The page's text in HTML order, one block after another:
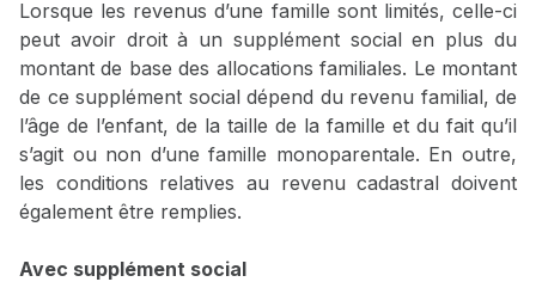
Lorsque les revenus d’une famille sont limités, celle-ci
peut avoir droit à un supplément social en plus du
montant de base des allocations familiales. Le montant
de ce supplément social dépend du revenu familial, de
l’âge de l’enfant, de la taille de la famille et du fait qu’il
s’agit ou non d’une famille monoparentale. En outre,
les conditions relatives au revenu cadastral doivent
également être remplies.
Avec supplément social